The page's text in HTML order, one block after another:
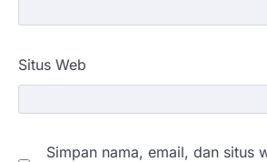
Situs Web
Simpan nama, email, dan situs